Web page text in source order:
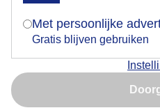
Met persoonlijke
Gratis blijven gebruiken
Door: Joyce Derksen Gemaakt:
Nu niet,